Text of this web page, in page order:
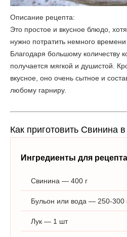
Описание рецепта:
Это простое и вкусное блюдо,
нужно потратить немного времени
Благодаря большому количеству
получается мягкой и душистой.
вкусное, оно очень сытное и
любому гарниру.
Как приготовить Свинина
Ингредиенты для рецепта
Свинина — 400 г
Бульон или вода — 250-300
Лук — 1 шт